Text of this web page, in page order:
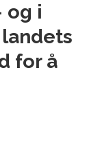
og i
for å